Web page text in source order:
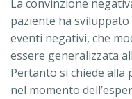
La convinzione
paziente ha sviluppato
eventi negativi, che
essere generalizzata
Pertanto si chiede alla
nel momento